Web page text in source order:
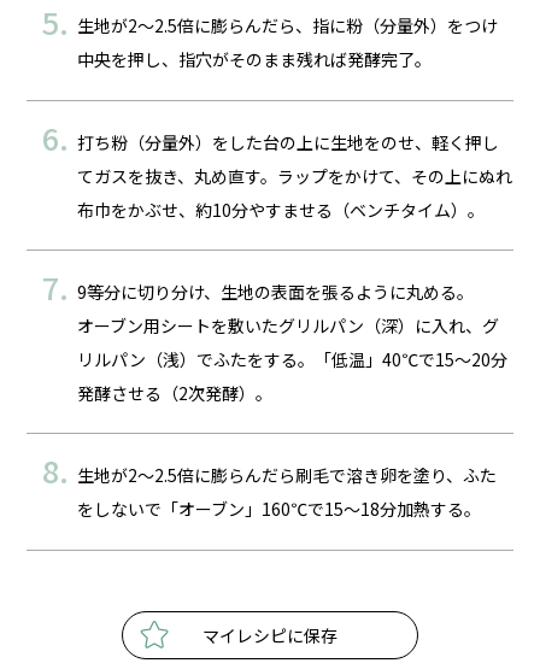
生地が2～2.5倍に膨らんだら、指に粉（分量外）をつけ
中央を押し、指穴がそのまま残れば発酵完了。
打ち粉（分量外）をした台の上に生地をのせ、軽く押し
てガスを抜き、丸め直す。ラップをかけて、その上にぬれ
布巾をかぶせ、約10分やすませる（ベンチタイム）。
9等分に切り分け、生地の表面を張るように丸める。
オーブン用シートを敷いたグリルパン（深）に入れ、グ
リルパン（浅）でふたをする。「低温」40℃で15～20分
発酵させる（2次発酵）。
生地が2～2.5倍に膨らんだら刷毛で溶き卵を塗り、ふた
をしないで「オーブン」160℃で15～18分加熱する。
マイレシピに保存